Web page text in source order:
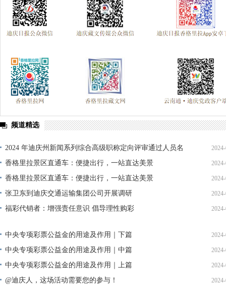
频道精选
2024 年迪庆州新闻系列综合高级职称定向评审通过人员名
单公示
香格里拉景区直通车：便捷出行，一站直达美景
香格里拉景区直通车：便捷出行，一站直达美景
张卫东到迪庆交通运输集团公司开展调研
福彩代销者：增强责任意识 倡导理性购彩
中央专项彩票公益金的用途及作用｜下篇
中央专项彩票公益金的用途及作用｜中篇
中央专项彩票公益金的用途及作用｜上篇
@迪庆人，这场活动需要您的参与！